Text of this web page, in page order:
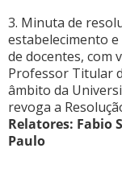
3. Minuta de
estabelecimento
de docentes, com
Professor Titular
âmbito da
revoga a
Relatores: Fabio
Paulo